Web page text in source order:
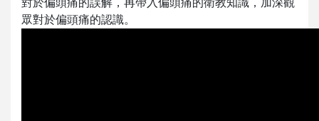
對於偏頭痛的誤解，再帶入偏頭痛的衛教知識，加深觀
眾對於偏頭痛的認識。